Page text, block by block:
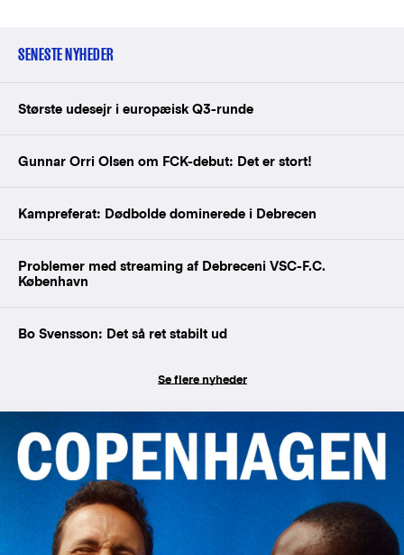
SENESTE NYHEDER
Største udesejr i europæisk Q3-runde
Gunnar Orri Olsen om FCK-debut: Det er stort!
Kampreferat: Dødbolde dominerede i Debrecen
Problemer med streaming af Debreceni VSC-F.C.
København
Bo Svensson: Det så ret stabilt ud
Se flere nyheder